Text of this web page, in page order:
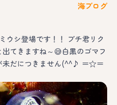
海ブログ
ウシ登場です！！ ブチ君リク
てきますね～😅白黒のゴマフ
未だにつきません(^^♪ ＝☆＝